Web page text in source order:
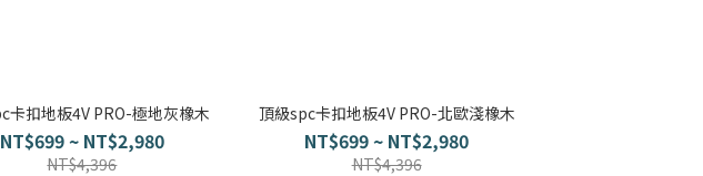
卡扣地板4V PRO-極地灰橡木
NT$699 ~ NT$2,980
NT$4,396
頂級spc卡扣地板4V PRO-北歐淺橡木
NT$699 ~ NT$2,980
NT$4,396